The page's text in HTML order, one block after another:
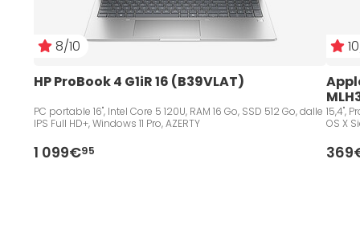
8/10
HP ProBook 4 G1iR 16 (B39VLAT)
PC portable 16", Intel Core 5 120U, RAM 16 Go, SSD 512 Go, dalle
IPS Full HD+, Windows 11 Pro, AZERTY
1 099€95
15,4", Processeur Intel® Core™ i7 (2,60 GHz), 16 Go, 256 Go, Mac
OS X